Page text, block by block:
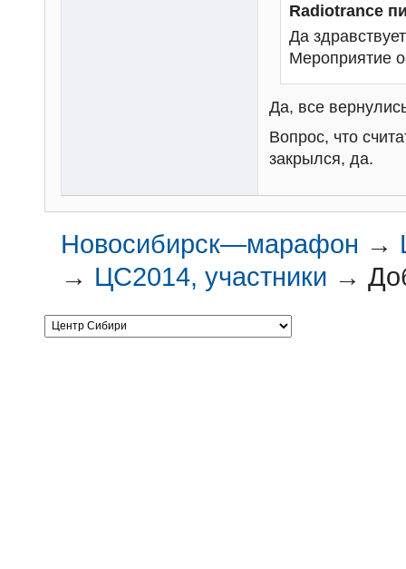
Radiotrance
Да
Мероприятие
Да, все
Вопрос, что
закрылся, да.
Новосибирск—марафон →
→ ЦС2014, участники →